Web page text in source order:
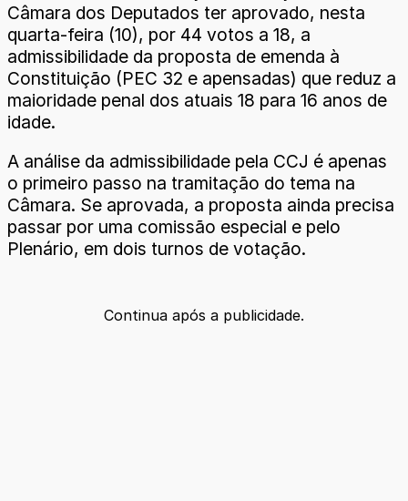
Câmara dos Deputados ter aprovado, nesta
quarta-feira (10), por 44 votos a 18, a
admissibilidade da proposta de emenda à
Constituição (PEC 32 e apensadas) que reduz a
maioridade penal dos atuais 18 para 16 anos de
idade.
A análise da admissibilidade pela CCJ é apenas
o primeiro passo na tramitação do tema na
Câmara. Se aprovada, a proposta ainda precisa
passar por uma comissão especial e pelo
Plenário, em dois turnos de votação.
Continua após a publicidade.